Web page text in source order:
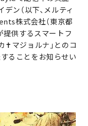
ン（以下、メルティ
株式会社（東京都
提供するスマートフ
✝マジョルナ」とのコ
ることをお知らせい